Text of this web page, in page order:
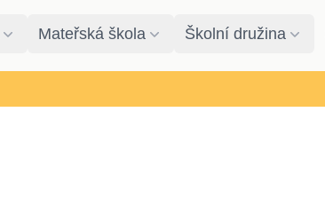
Mateřská škola Školní družina